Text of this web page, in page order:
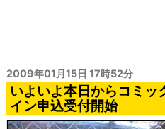
2009年01月15日 17時52分
いよいよ本日からコミッ
イン申込受付開始